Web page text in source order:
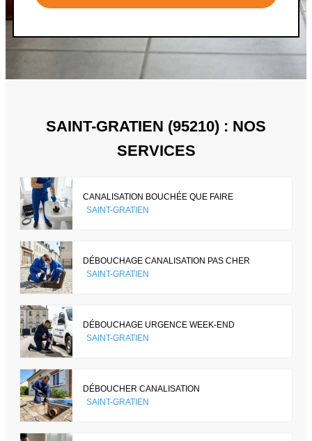
SAINT-GRATIEN (95210) : NOS
SERVICES
CANALISATION BOUCHÉE QUE FAIRE
SAINT-GRATIEN
DÉBOUCHAGE CANALISATION PAS CHER
SAINT-GRATIEN
DÉBOUCHAGE URGENCE WEEK-END
SAINT-GRATIEN
DÉBOUCHER CANALISATION
SAINT-GRATIEN